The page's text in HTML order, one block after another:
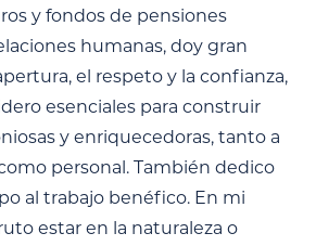
y fondos de pensiones
humanas, doy gran
el respeto y la confianza,
esenciales para construir
y enriquecedoras, tanto a
personal. También dedico
al trabajo benéfico. En mi
estar en la naturaleza o